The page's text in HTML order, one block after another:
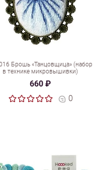
Брошь «Танцовщица» (набор
в технике микровышивки)
660 ₽
0